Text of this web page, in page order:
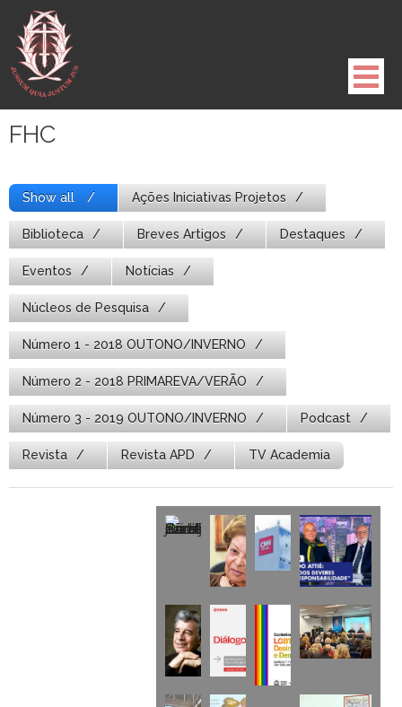
para
conteúdo
FHC
Show all Ações Iniciativas Projetos
Biblioteca Breves Artigos Destaques
Eventos Notícias
Núcleos de Pesquisa
Número 1 - 2018 OUTONO/INVERNO
Número 2 - 2018 PRIMAREVA/VERÃO
Número 3 - 2019 OUTONO/INVERNO Podcast
Revista Revista APD TV Academia